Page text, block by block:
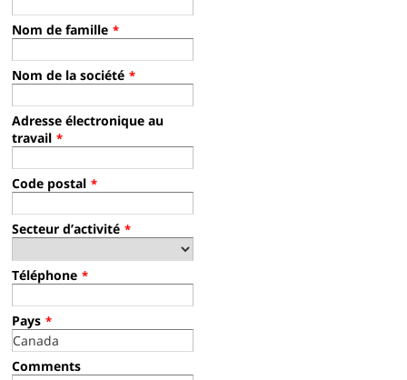
Nom de famille *
Nom de la société *
Adresse électronique au
travail *
Code postal *
Secteur d’activité *
Téléphone *
Pays *
Comments